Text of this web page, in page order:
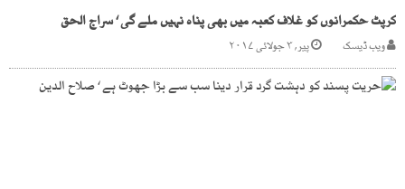
کرپٹ حکمرانوں کو غلاف کعبہ میں بھی پناہ نہیں ملے گی ‘ سراج الحق
ویب ڈیسک پیر, ۳ جولائی ۲۰۱۷